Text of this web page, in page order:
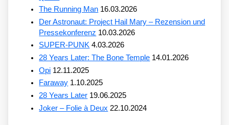
The Running Man 16.03.2026
Der Astronaut: Project Hail Mary – Rezension und
Pressekonferenz 10.03.2026
SUPER-PUNK 4.03.2026
28 Years Later: The Bone Temple 14.01.2026
Opi 12.11.2025
Faraway 1.10.2025
28 Years Later 19.06.2025
Joker – Folie à Deux 22.10.2024